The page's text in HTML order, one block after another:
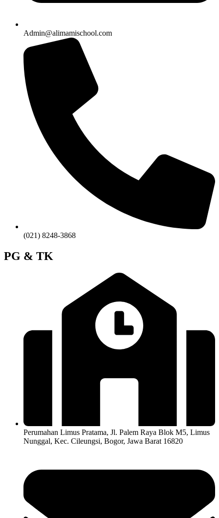
Admin@alimamischool.com
(021) 8248-3868
PG & TK
Perumahan Limus Pratama, Jl. Palem Raya Blok M5, Limus
Nunggal, Kec. Cileungsi, Bogor, Jawa Barat 16820